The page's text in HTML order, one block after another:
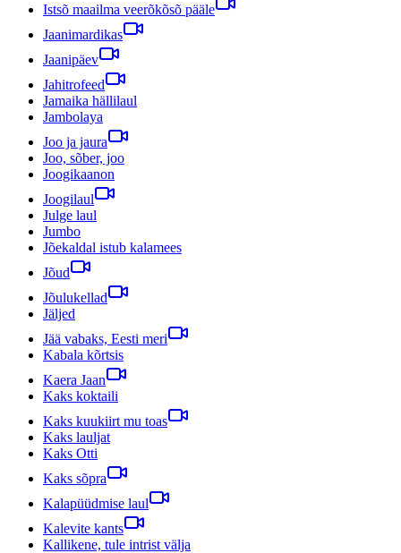
Istsõ maailma veerõkõsõ pääle
Jaanimardikas
Jaanipäev
Jahitrofeed
Jamaika hällilaul
Jambolaya
Joo ja jaura
Joo, sõber, joo
Joogikaanon
Joogilaul
Julge laul
Jumbo
Jõekaldal istub kalamees
Jõud
Jõulukellad
Jäljed
Jää vabaks, Eesti meri
Kabala kõrtsis
Kaera Jaan
Kaks koktaili
Kaks kuukiirt mu toas
Kaks lauljat
Kaks Otti
Kaks sõpra
Kalapüüdmise laul
Kalevite kants
Kallikene, tule intrist välja